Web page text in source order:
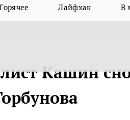
Горячее Лайфхак В
Кашин